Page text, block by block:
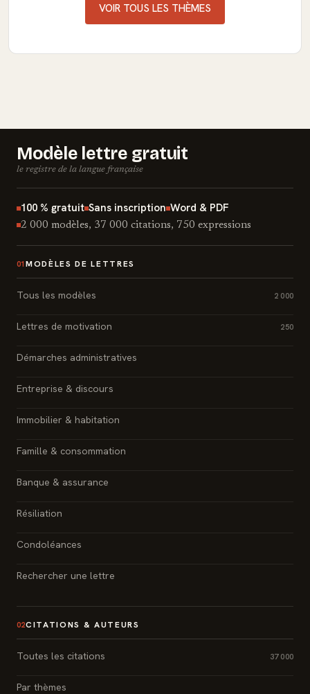
VOIR TOUS LES THÈMES
Modèle lettre gratuit
le registre de la langue française
100 % gratuit Sans inscription Word & PDF
2 000 modèles, 37 000 citations, 750 expressions
01 MODÈLES DE LETTRES
Tous les modèles 2 000
Lettres de motivation 250
Démarches administratives
Entreprise & discours
Immobilier & habitation
Famille & consommation
Banque & assurance
Résiliation
Condoléances
Rechercher une lettre
02CITATIONS & AUTEURS
Toutes les citations 37 000
Par thèmes